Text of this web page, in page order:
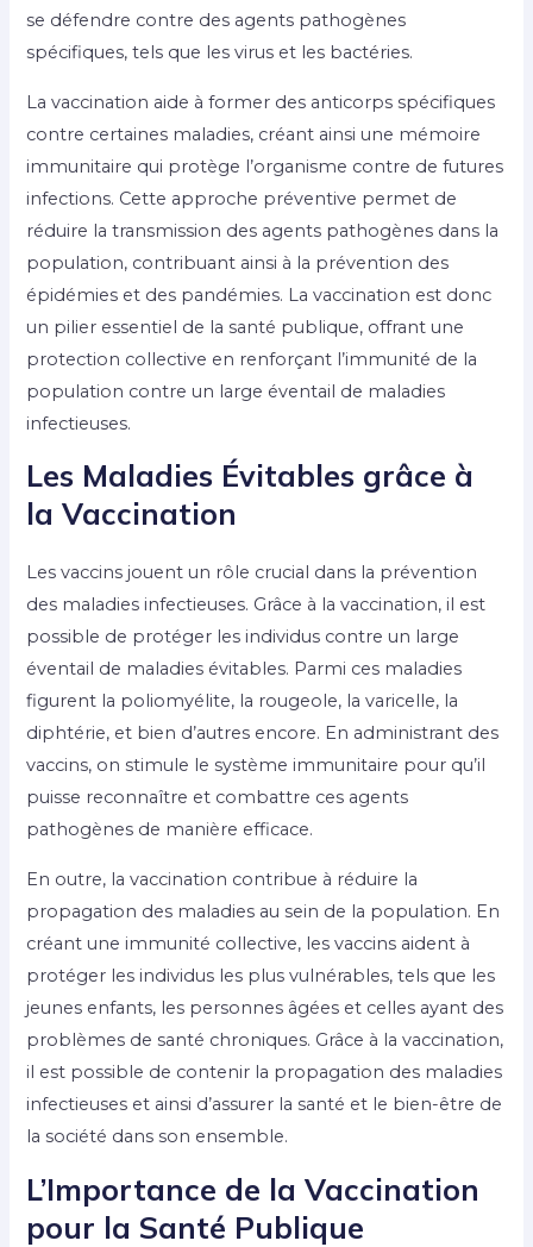
se défendre contre des agents pathogènes
spécifiques, tels que les virus et les bactéries.
La vaccination aide à former des anticorps spécifiques
contre certaines maladies, créant ainsi une mémoire
immunitaire qui protège l’organisme contre de futures
infections. Cette approche préventive permet de
réduire la transmission des agents pathogènes dans la
population, contribuant ainsi à la prévention des
épidémies et des pandémies. La vaccination est donc
un pilier essentiel de la santé publique, offrant une
protection collective en renforçant l’immunité de la
population contre un large éventail de maladies
infectieuses.
Les Maladies Évitables grâce à
la Vaccination
Les vaccins jouent un rôle crucial dans la prévention
des maladies infectieuses. Grâce à la vaccination, il est
possible de protéger les individus contre un large
éventail de maladies évitables. Parmi ces maladies
figurent la poliomyélite, la rougeole, la varicelle, la
diphtérie, et bien d’autres encore. En administrant des
vaccins, on stimule le système immunitaire pour qu’il
puisse reconnaître et combattre ces agents
pathogènes de manière efficace.
En outre, la vaccination contribue à réduire la
propagation des maladies au sein de la population. En
créant une immunité collective, les vaccins aident à
protéger les individus les plus vulnérables, tels que les
jeunes enfants, les personnes âgées et celles ayant des
problèmes de santé chroniques. Grâce à la vaccination,
il est possible de contenir la propagation des maladies
infectieuses et ainsi d’assurer la santé et le bien-être de
la société dans son ensemble.
L’Importance de la Vaccination
pour la Santé Publique